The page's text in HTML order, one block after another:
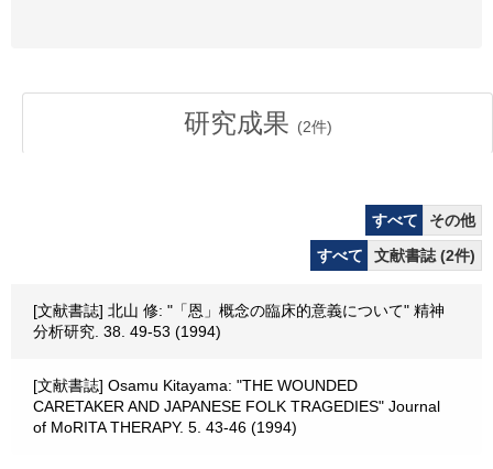
研究成果 (2件)
すべて
その他
すべて
文献書誌 (2件)
[文献書誌] 北山 修: "「恩」概念の臨床的意義について" 精神
分析研究. 38. 49-53 (1994)
[文献書誌] Osamu Kitayama: "THE WOUNDED
CARETAKER AND JAPANESE FOLK TRAGEDIES" Journal
of MoRITA THERAPY. 5. 43-46 (1994)